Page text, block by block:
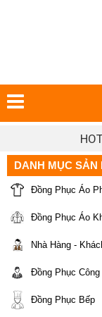
DANH MỤC SẢN
Đồng Phục Áo
Đồng Phục Áo
Nhà Hàng -
Đồng Phục
Đồng Phục Bếp